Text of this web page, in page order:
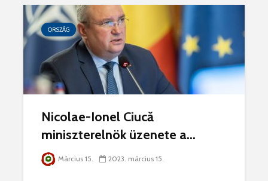
ORSZÁG
Nicolae-Ionel Ciucă
miniszterelnök üzenete a...
Március 15. 2023. március 15.